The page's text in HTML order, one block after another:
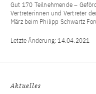
Gut 170 Teilnehmende –
Vertreterinnen und Vertreter
März beim Philipp Schwartz
Letzte Änderung:14.04.2021
Aktuelles